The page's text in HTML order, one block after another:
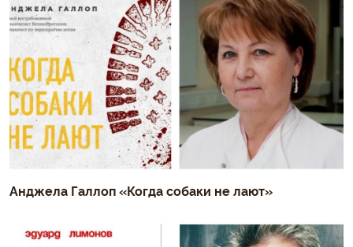
Анджела Галлоп «Когда собаки не лают»